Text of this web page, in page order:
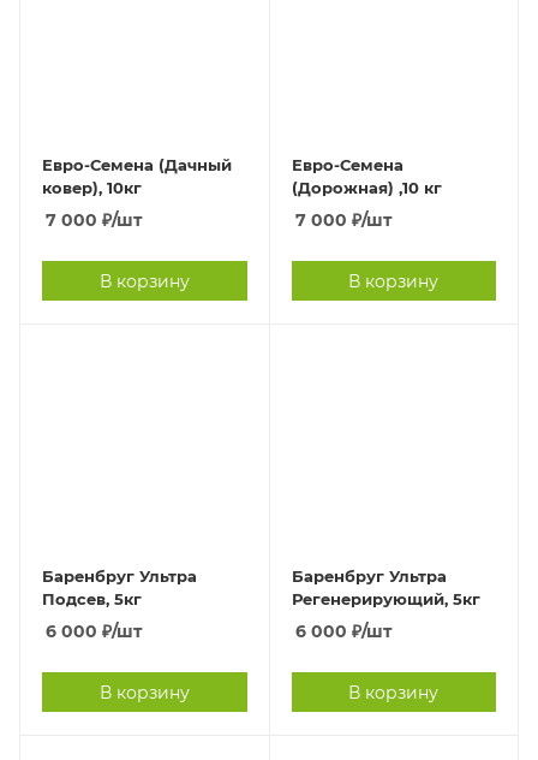
Евро-Семена (Дачный
ковер), 10кг
7 000 ₽/шт
В корзину
Евро-Семена
(Дорожная) ,10 кг
7 000 ₽/шт
В корзину
Баренбруг Ультра
Подсев, 5кг
6 000 ₽/шт
В корзину
Баренбруг Ультра
Регенерирующий, 5кг
6 000 ₽/шт
В корзину